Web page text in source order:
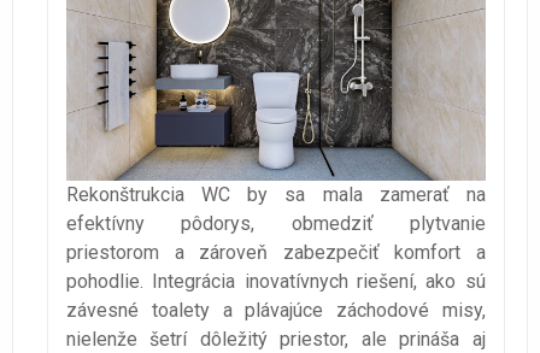
Rekonštrukcia WC by sa mala zamerať na
efektívny pôdorys, obmedziť plytvanie
priestorom a zároveň zabezpečiť komfort a
pohodlie. Integrácia inovatívnych riešení, ako sú
závesné toalety a plávajúce záchodové misy,
nielenže šetrí dôležitý priestor, ale prináša aj